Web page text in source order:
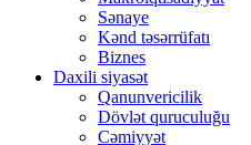
Sənaye
Kənd təsərrüfatı
Biznes
Daxili siyasət
Qanunvericilik
Dövlət quruculuğu
Cəmiyyət